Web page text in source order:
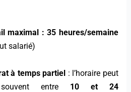
maximal : 35 heures/semaine
salarié)
à temps partiel : l’horaire peut
entre 10 et 24